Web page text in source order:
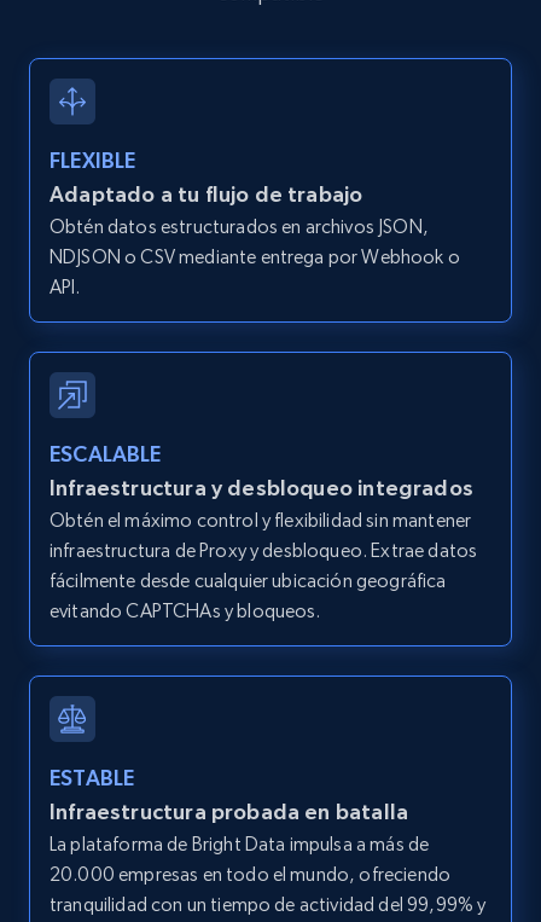
Amazon products global dataset -
Collecting products by keyword search
Title, Seller name, Brand, Description, Initial
price, Currency, Availability, Reviews count, and
more.
Amazon products global dataset - Collects
products by best sellers category URL
Title, Seller name, Brand, Description, Initial
price, Currency, Availability, Reviews count, and
more.
2.1K+ 375+ Prueba gratuita
Amazon products global dataset - Collect
Title, Seller name, Brand, Description, Initial
price, Currency, Availability, Reviews count, and
more.
FLEXIBLE
Adaptado a tu flujo de trabajo
Obtén datos estructurados en archivos JSON,
NDJSON o CSV mediante entrega por Webhook o
API.
ESCALABLE
Infraestructura y desbloqueo integrados
Obtén el máximo control y flexibilidad sin mantener
infraestructura de Proxy y desbloqueo. Extrae datos
fácilmente desde cualquier ubicación geográfica
evitando CAPTCHAs y bloqueos.
ESTABLE
Infraestructura probada en batalla
La plataforma de Bright Data impulsa a más de
20.000 empresas en todo el mundo, ofreciendo
tranquilidad con un tiempo de actividad del 99,99% y